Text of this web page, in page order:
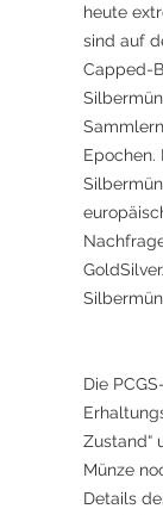
heute
sind auf
Capped-
Epochen.
Die
Zustand“
Münze
Details